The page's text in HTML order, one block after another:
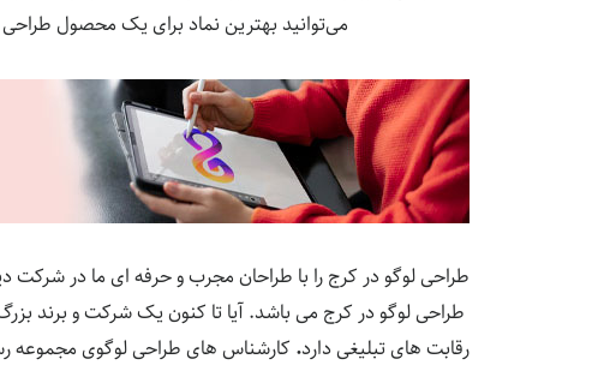
می‌توانید بهترین نماد برای یک محصول
طراحی لوگو در کرج را با طراحان مجرب و حرفه ای ما در شرکت
طراحی لوگو در کرج می باشد. آیا تا کنون یک شرکت و برند
رقابت های تبلیغی دارد. کارشناس های طراحی لوگوی مجموعه